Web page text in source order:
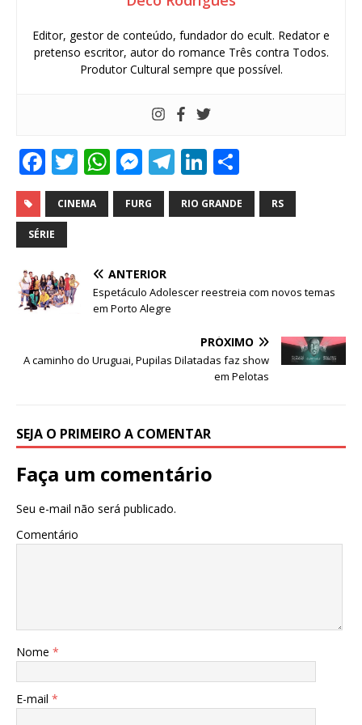
Editor, gestor de conteúdo, fundador do ecult. Redator e
pretenso escritor, autor do romance Três contra Todos.
Produtor Cultural sempre que possível.
F
a
c
e
b
o
o
T
w
it
W
h
at
A
p
p
M
e
ss
n
g
e
T
el
e
m
Li
n
k
n
h
ar
CINEMA FURG RIO GRANDE RS
SÉRIE
ANTERIOR
Espetáculo Adolescer reestreia com novos temas
em Porto Alegre
PRÓXIMO
A caminho do Uruguai, Pupilas Dilatadas faz show
em Pelotas
SEJA O PRIMEIRO A COMENTAR
Faça um comentário
Seu e-mail não será publicado.
Comentário
Nome *
E-mail *